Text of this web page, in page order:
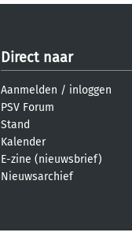
Direct naar
Aanmelden / inloggen
PSV Forum
Stand
Kalender
E-zine (nieuwsbrief)
Nieuwsarchief